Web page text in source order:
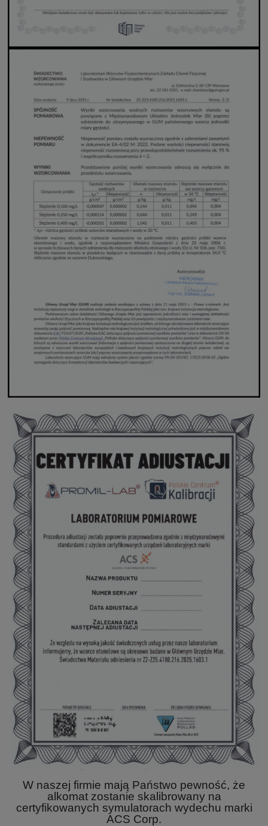
W naszej firmie mają Państwo pewność, że
alkomat zostanie skalibrowany na
certyfikowanych symulatorach wydechu marki
ACS Corp.